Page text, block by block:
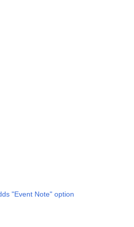
"Event Note" option